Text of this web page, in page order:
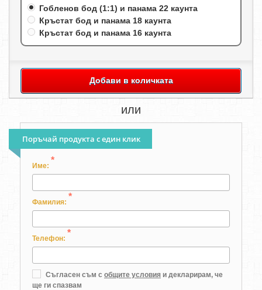
Гобленов бод (1:1) и панама 22 каунта
Кръстат бод и панама 18 каунта
Кръстат бод и панама 16 каунта
Добави в количката
или
Поръчай продукта с един клик
Име:
*
Фамилия:
*
Телефон:
*
Съгласен съм с общите условия и декларирам, че
ще ги спазвам